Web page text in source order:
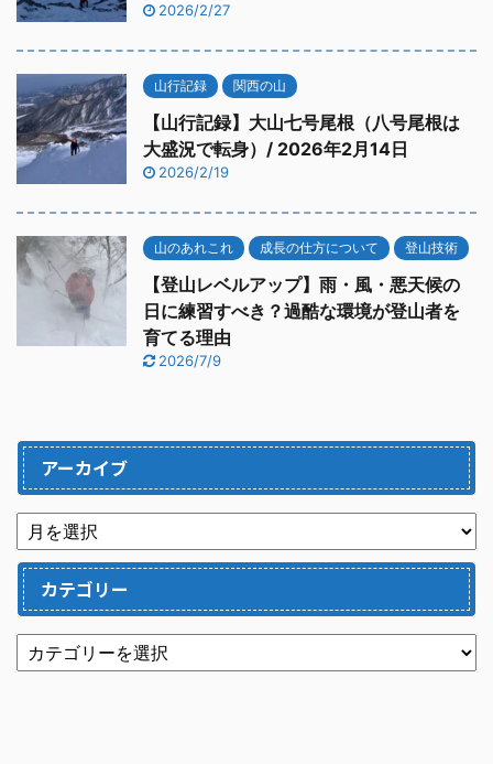
2026/2/27
山行記録 関西の山
【山行記録】大山七号尾根（八号尾根は
大盛況で転身）/ 2026年2月14日
2026/2/19
山のあれこれ 成長の仕方について 登山技術
【登山レベルアップ】雨・風・悪天候の
日に練習すべき？過酷な環境が登山者を
育てる理由
2026/7/9
アーカイブ
カテゴリー